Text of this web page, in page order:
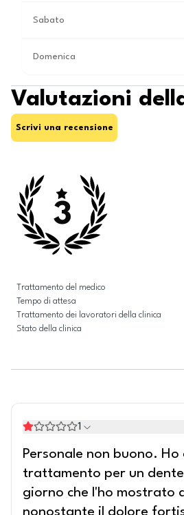
Sabato
Domenica
Valutazioni
Scrivi una recensione
3
Trattamento del medico
Tempo di attesa
Trattamento dei lavoratori della clinica
Stato della clinica
1
Personale non buono.
trattamento per un
giorno che l'ho mostrato
nonostante il dolore